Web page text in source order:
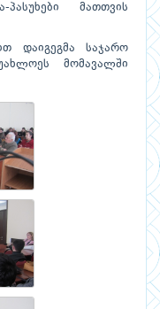
მათთვის
დაიგეგმა საჯარო
მომავალში